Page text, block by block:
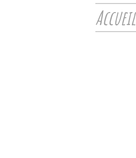
Accueil